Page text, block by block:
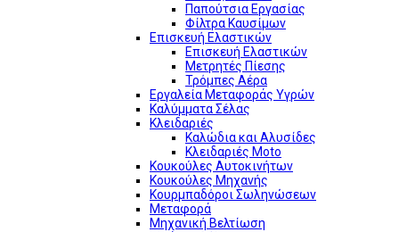
Παπούτσια Εργασίας
Φίλτρα Καυσίμων
Επισκευή Ελαστικών
Επισκευή Ελαστικών
Μετρητές Πίεσης
Τρόμπες Αέρα
Εργαλεία Μεταφοράς Υγρών
Καλύμματα Σέλας
Κλειδαριές
Καλώδια και Αλυσίδες
Κλειδαριές Moto
Κουκούλες Αυτοκινήτων
Κουκούλες Μηχανής
Κουρμπαδόροι Σωληνώσεων
Μεταφορά
Μηχανική Βελτίωση